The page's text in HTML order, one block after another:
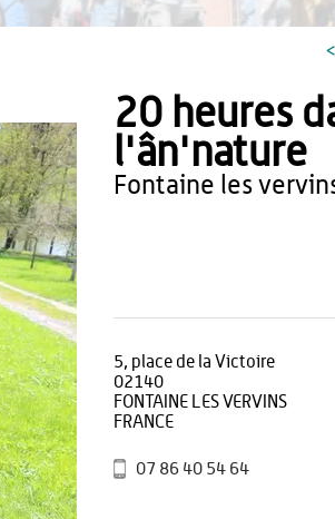
20 heures
l'ân'nature
fontaine les
5, place de la Victoire
02140
FONTAINE LES VERVINS
FRANCE
07 86 40 54 64